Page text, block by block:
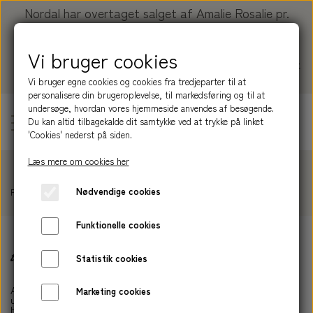
Nordal har overtaget salget af Amalie Rosalie pr.
Køb dine produkter her:nordal.dk/collections/amalie-
rosalie
PRODUKTER
BLIV INSPIRERET
OM AMALIE ROSALIE
HISTORIEN
NORDAL
Forside Forhandlerpriser - kræver B2B log in
Amalie Rosalie bygger på generationers passion for
ukompliceret og ærlig kropspleje, hvor respekten for både
håndværket og råvarerne er i centrum.
Vi bruger cookies
Vi bruger egne cookies og cookies fra tredjeparter til at
personalisere din brugeroplevelse, til markedsføring og til at
undersøge, hvordan vores hjemmeside anvendes af besøgende.
Du kan altid tilbagekalde dit samtykke ved at trykke på linket
'Cookies' nederst på siden.
Læs mere om cookies her
Nødvendige cookies
Funktionelle cookies
Statistik cookies
Marketing cookies